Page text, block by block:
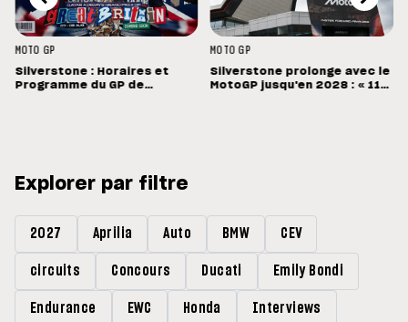
MOTO GP
Silverstone : Horaires et
Programme du GP de
MOTO GP
Silverstone prolonge avec le
MotoGP jusqu'en 2028 : « 11
Explorer par filtre
2027 Aprilia Auto BMW CEV
circuits Concours Ducati Emily Bondi
Endurance EWC Honda Interviews